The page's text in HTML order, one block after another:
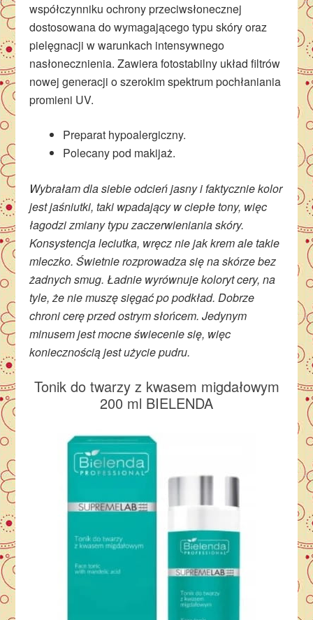
współczynniku ochrony przeciwsłonecznej
dostosowana do wymagającego typu skóry oraz
pielęgnacji w warunkach intensywnego
nasłonecznienia. Zawiera fotostabilny układ filtrów
nowej generacji o szerokim spektrum pochłaniania
promieni UV.
Preparat hypoalergiczny.
Polecany pod makijaż.
Wybrałam dla siebie odcień jasny i faktycznie kolor
jest jaśniutki, taki wpadający w ciepłe tony, więc
łagodzi zmiany typu zaczerwieniania skóry.
Konsystencja leciutka, wręcz nie jak krem ale takie
mleczko. Świetnie rozprowadza się na skórze bez
żadnych smug. Ładnie wyrównuje koloryt cery, na
tyle, że nie muszę sięgać po podkład. Dobrze
chroni cerę przed ostrym słońcem. Jedynym
minusem jest mocne świecenie się, więc
koniecznością jest użycie pudru.
Tonik do twarzy z kwasem migdałowym
200 ml BIELENDA